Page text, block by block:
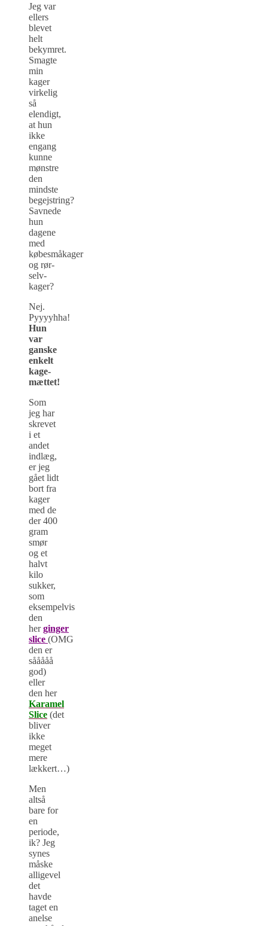
Jeg var
ellers
blevet
helt
bekymret.
Smagte
min
kager
virkelig
så
elendigt,
at hun
ikke
engang
kunne
mønstre
den
mindste
begejstring?
Savnede
hun
dagene
med
købesmåkager
og rør-
selv-
kager?
Nej.
Pyyyyhha!
Hun
var
ganske
enkelt
kage-
mættet!
Som
jeg har
skrevet
i et
andet
indlæg,
er jeg
gået lidt
bort fra
kager
med de
der 400
gram
smør
og et
halvt
kilo
sukker,
som
eksempelvis
den
herginger
slice (OMG
den er
sååååå
god)
eller
den her
Karamel
Slice (det
bliver
ikke
meget
mere
lækkert…)
Men
altså
bare for
en
periode,
ik? Jeg
synes
måske
alligevel
det
havde
taget en
anelse